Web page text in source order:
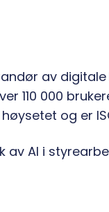
av
110 000
og er
av AI i